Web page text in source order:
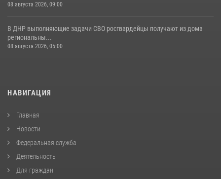
08 августа 2026, 09:00
В ДНР выполняющие задачи СВО росгвардейцы получают из дома
региональны...
08 августа 2026, 05:00
НАВИГАЦИЯ
Главная
Новости
Федеральная служба
Деятельность
Для граждан